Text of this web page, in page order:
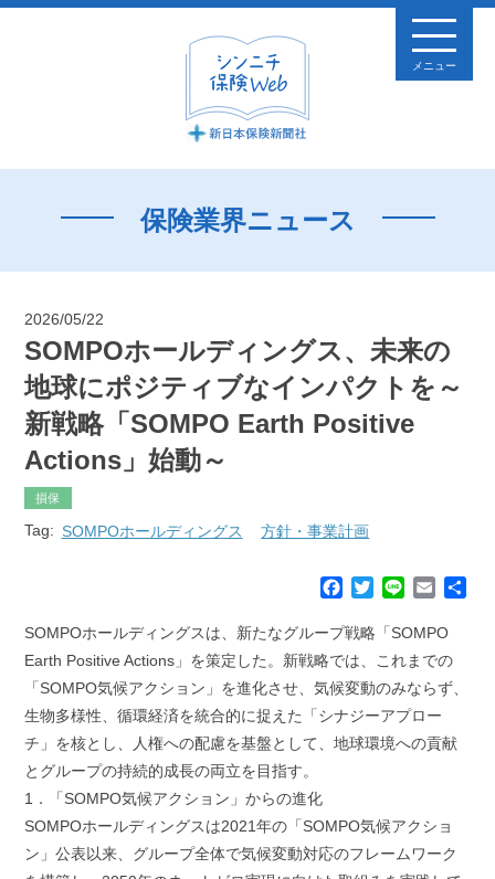
メニュー
保険業界ニュース
2026/05/22
SOMPOホールディングス、未来の
地球にポジティブなインパクトを～
新戦略「SOMPO Earth Positive
Actions」始動～
損保
Tag: SOMPOホールディングス 方針・事業計画
c
e
o
o
k
T
i
e
r
n
e
E
a
i
SOMPOホールディングスは、新たなグループ戦略「SOMPO
Earth Positive Actions」を策定した。新戦略では、これまでの
「SOMPO気候アクション」を進化させ、気候変動のみならず、
生物多様性、循環経済を統合的に捉えた「シナジーアプロー
チ」を核とし、人権への配慮を基盤として、地球環境への貢献
とグループの持続的成長の両立を目指す。
1．「SOMPO気候アクション」からの進化
SOMPOホールディングスは2021年の「SOMPO気候アクショ
ン」公表以来、グループ全体で気候変動対応のフレームワーク